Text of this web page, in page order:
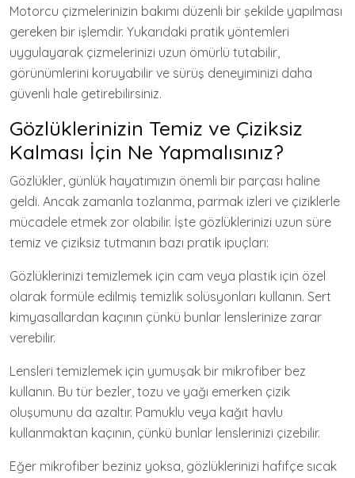
Motorcu çizmelerinizin bakımı düzenli bir şekilde yapılması
gereken bir işlemdir. Yukarıdaki pratik yöntemleri
uygulayarak çizmelerinizi uzun ömürlü tutabilir,
görünümlerini koruyabilir ve sürüş deneyiminizi daha
güvenli hale getirebilirsiniz.
Gözlüklerinizin Temiz ve Çiziksiz
Kalması İçin Ne Yapmalısınız?
Gözlükler, günlük hayatımızın önemli bir parçası haline
geldi. Ancak zamanla tozlanma, parmak izleri ve çiziklerle
mücadele etmek zor olabilir. İşte gözlüklerinizi uzun süre
temiz ve çiziksiz tutmanın bazı pratik ipuçları:
Gözlüklerinizi temizlemek için cam veya plastik için özel
olarak formüle edilmiş temizlik solüsyonları kullanın. Sert
kimyasallardan kaçının çünkü bunlar lenslerinize zarar
verebilir.
Lensleri temizlemek için yumuşak bir mikrofiber bez
kullanın. Bu tür bezler, tozu ve yağı emerken çizik
oluşumunu da azaltır. Pamuklu veya kağıt havlu
kullanmaktan kaçının, çünkü bunlar lenslerinizi çizebilir.
Eğer mikrofiber beziniz yoksa, gözlüklerinizi hafifçe sıcak